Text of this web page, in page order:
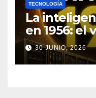
TECNOLOGÍA
La
en 1956: el
de la IA
mundo
30 JUNIO, 2026